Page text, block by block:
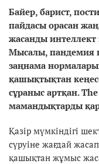
Байер, барист,
пайдасы орасан
жасанды
Мысалы, пандемия
заңнама
қашықтықтан
сұраныс артқан.
мамандықтарды
Қазір мүмкіндігі
сүруіне жағдай
қашықтан жұмыс